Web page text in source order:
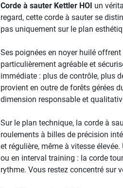
Corde à sauter Kettler HOI un
regard, cette corde à sauter se
pas uniquement sur le plan
Ses poignées en noyer huilé
particulièrement agréable et
immédiate : plus de contrôle, plus
provient en outre de forêts gérées
dimension responsable et
Sur le plan technique, la corde à
roulements à billes de précision
et régulière, même à vitesse
ou en interval training : la corde
rythme. Vous restez concentré sur